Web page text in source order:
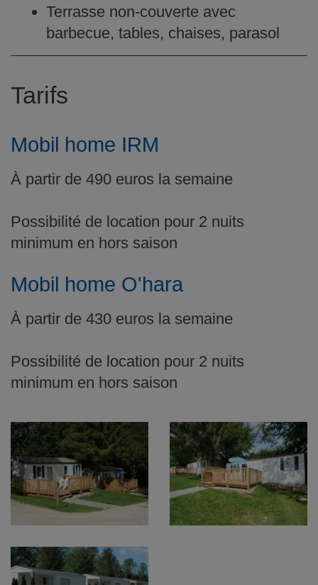
Terrasse non-couverte avec
barbecue, tables, chaises, parasol
Tarifs
Mobil home IRM
À partir de 490 euros la semaine
Possibilité de location pour 2 nuits
minimum en hors saison
Mobil home O'hara
À partir de 430 euros la semaine
Possibilité de location pour 2 nuits
minimum en hors saison